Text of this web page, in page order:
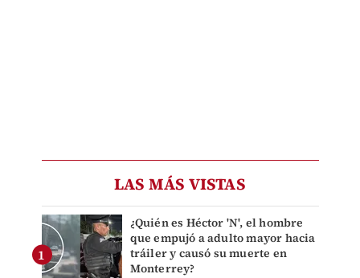
LAS MÁS VISTAS
¿Quién es Héctor 'N', el hombre
que empujó a adulto mayor hacia
tráiler y causó su muerte en
Monterrey?